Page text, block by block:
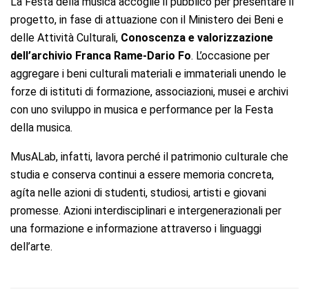
progetto, in fase di attuazione con il Ministero dei Beni e
delle Attività Culturali, Conoscenza e valorizzazione
dell’archivio Franca Rame-Dario Fo. L’occasione per
aggregare i beni culturali materiali e immateriali unendo le
forze di istituti di formazione, associazioni, musei e archivi
con uno sviluppo in musica e performance per la Festa
della musica.
MusALab, infatti, lavora perché il patrimonio culturale che
studia e conserva continui a essere memoria concreta,
agíta nelle azioni di studenti, studiosi, artisti e giovani
promesse. Azioni interdisciplinari e intergenerazionali per
una formazione e informazione attraverso i linguaggi
dell’arte.